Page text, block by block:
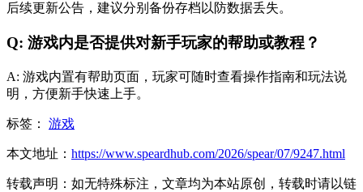
后续更新公告，建议分别备份存档以防数据丢失。
Q: 游戏内是否提供对新手玩家的帮助或教程？
A: 游戏内置有帮助页面，玩家可随时查看操作指南和玩法说
明，方便新手快速上手。
标签： 游戏
本文地址： https://www.speardhub.com/2026/spear/07/9247.html
转载声明： 如无特殊标注，文章均为本站原创，转载时请以链